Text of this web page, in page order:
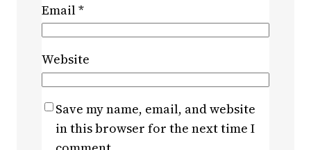
Email*
Website
Save my name, email, and website
in this browser for the next time I